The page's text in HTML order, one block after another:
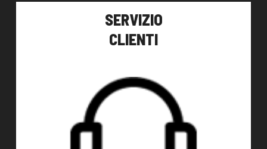
SERVIZIO
CLIENTI